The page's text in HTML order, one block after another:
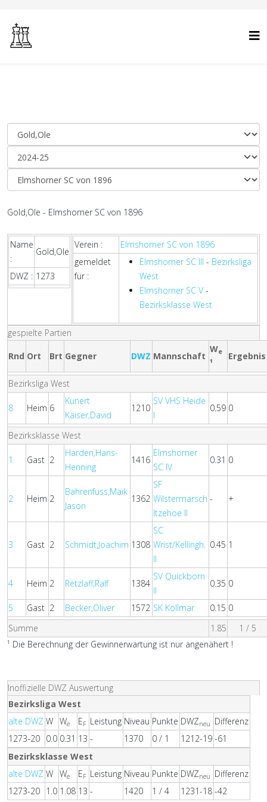
Gold,Ole - Elmshorner SC von 1896
Name
:
Gold,Ole
DWZ : 1273
Verein :
Elmshorner SC von 1896
gemeldet
für :
Elmshorner SC III - Bezirksliga
West
Elmshorner SC V-
Bezirksklasse West
gespielte Partien
Rnd Ort Brt Gegner DWZ Mannschaft
We
¹
Ergebnis
Bezirksliga West
8 Heim 6
Kunert
Kaiser,David
1210
SV VHS Heide
I
0.59 0
Bezirksklasse West
1 Gast 2
Harden,Hans-
Henning
1416
Elmshorner
SC IV
0.31 0
2 Heim 2
Bahrenfuss,Maik
Jason
1362
SF
Wilstermarsch
Itzehoe II
- +
3 Gast 2 Schmidt,Joachim 1308
SC
Wrist/Kellingh.
II
0.45 1
4 Heim 2 Retzlaff,Ralf 1384
SV Quickborn
II
0.35 0
5 Gast 2 Becker,Oliver 1572 SK Kollmar 0.15 0
Summe
1.85
1 / 5
¹ Die Berechnung der Gewinnerwartung ist nur angenähert !
Inoffizielle DWZ Auswertung
Bezirksliga West
alte DWZ W We EF Leistung Niveau Punkte DWZneu
Differenz
1273-20 0.0 0.31 13 - 1370 0 / 1 1212-19 -61
Bezirksklasse West
alte DWZ W We EF Leistung Niveau Punkte DWZneu
Differenz
1273-20 1.0 1.08 13 - 1420 1 / 4 1231-18 -42